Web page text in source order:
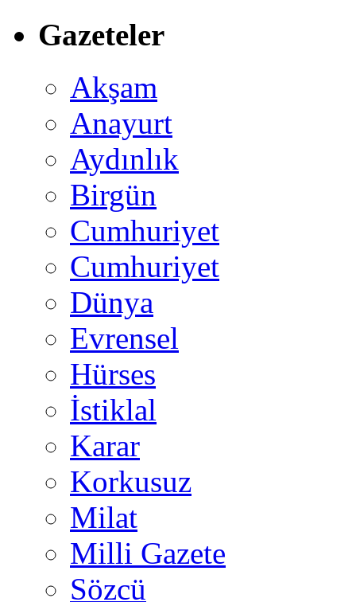
Gazeteler
Akşam
Anayurt
Aydınlık
Birgün
Cumhuriyet
Cumhuriyet
Dünya
Evrensel
Hürses
İstiklal
Karar
Korkusuz
Milat
Milli Gazete
Sözcü